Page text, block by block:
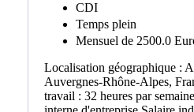
CDI
Temps plein
Mensuel de 2500.0
Localisation géographique :
Auvergnes-Rhône-Alpes,
travail : 32 heures par